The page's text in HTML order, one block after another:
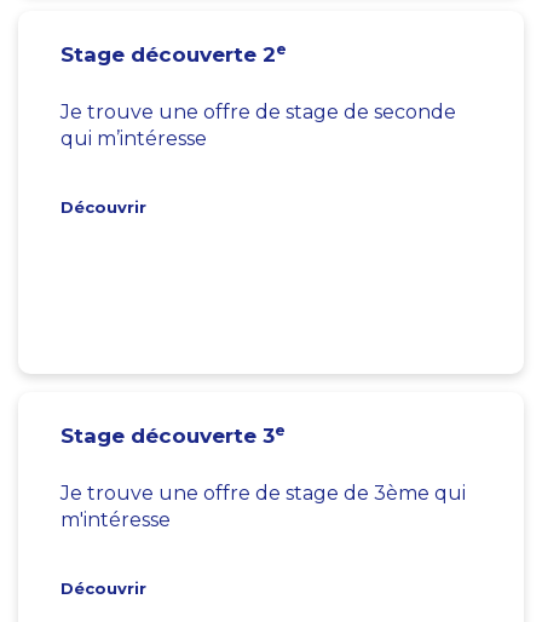
Stage découverte 2e
Je trouve une offre de stage de seconde
qui m’intéresse
Découvrir
Stage découverte 3e
Je trouve une offre de stage de 3ème qui
m'intéresse
Découvrir